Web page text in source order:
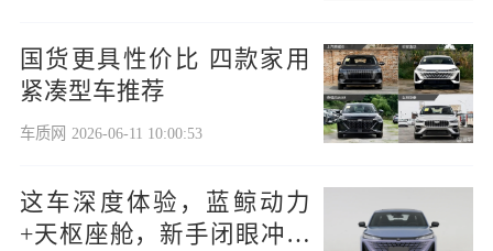
国货更具性价比 四款家用
紧凑型车推荐
车质网 2026-06-11 10:00:53
这车深度体验，蓝鲸动力
+天枢座舱，新手闭眼冲的